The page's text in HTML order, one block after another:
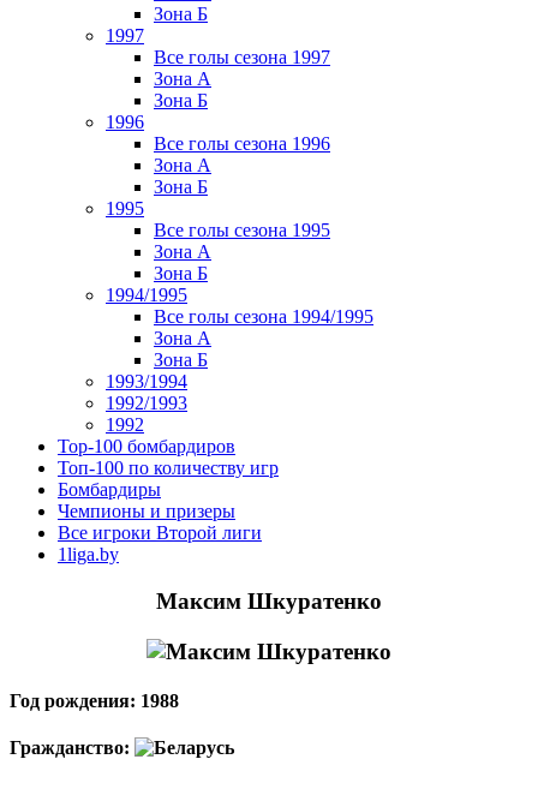
Зона Б
1997
Все голы сезона 1997
Зона А
Зона Б
1996
Все голы сезона 1996
Зона А
Зона Б
1995
Все голы сезона 1995
Зона А
Зона Б
1994/1995
Все голы сезона 1994/1995
Зона А
Зона Б
1993/1994
1992/1993
1992
Top-100 бомбардиров
Топ-100 по количеству игр
Бомбардиры
Чемпионы и призеры
Все игроки Второй лиги
1liga.by
Максим Шкуратенко
Год рождения: 1988
Гражданство: